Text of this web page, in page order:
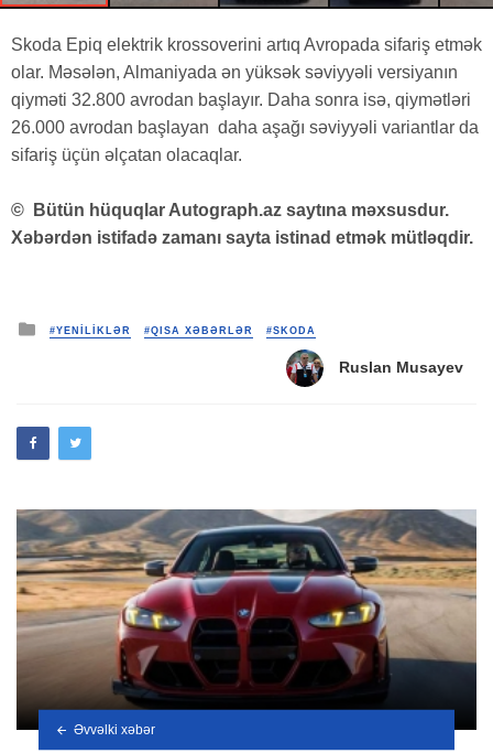
Skoda Epiq elektrik krossoverini artıq Avropada sifariş etmək
olar. Məsələn, Almaniyada ən yüksək səviyyəli versiyanın
qiyməti 32.800 avrodan başlayır. Daha sonra isə, qiymətləri
26.000 avrodan başlayan daha aşağı səviyyəli variantlar da
sifariş üçün əlçatan olacaqlar.
©
Bütün hüquqlar Autograph.az saytına məxsusdur.
Xəbərdən istifadə zamanı sayta istinad etmək mütləqdir.
Posted
in
#YENİLİKLƏR #QISA XƏBƏRLƏR #SKODA
Ruslan Musayev
Əvvəlki xəbər